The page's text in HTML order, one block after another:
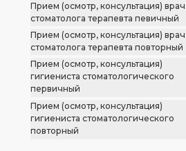
Прием (осмотр, консультация)
стоматолога терапевта певичный
Прием (осмотр, консультация)
стоматолога терапевта повторный
Прием (осмотр, консультация)
гигиениста стоматологического
первичный
Прием (осмотр, консультация)
гигиениста стоматологического
повторный